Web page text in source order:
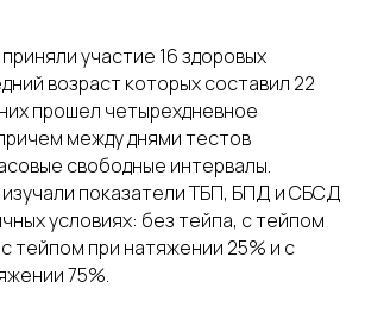
участие 16 здоровых
возраст которых составил 22
прошел четырехдневное
между днями тестов
свободные интервалы.
показатели ТБП, БПД и СБСД
условиях: без тейпа, с тейпом
тейпом при натяжении 25% и с
75%.